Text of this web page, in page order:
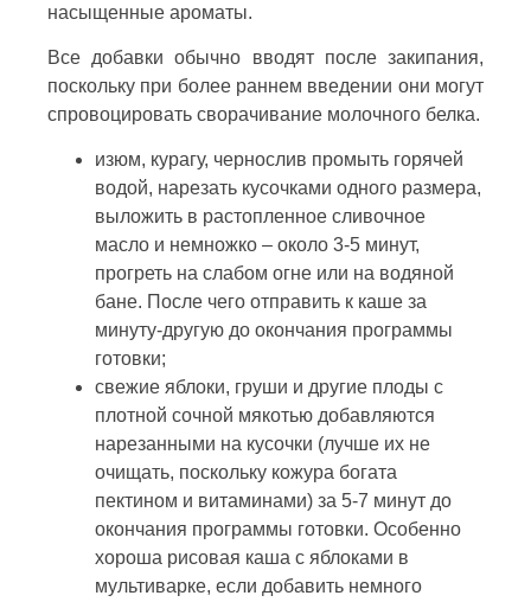
насыщенные ароматы.
Все добавки обычно вводят после закипания,
поскольку при более раннем введении они могут
спровоцировать сворачивание молочного белка.
изюм, курагу, чернослив промыть горячей
водой, нарезать кусочками одного размера,
выложить в растопленное сливочное
масло и немножко – около 3-5 минут,
прогреть на слабом огне или на водяной
бане. После чего отправить к каше за
минуту-другую до окончания программы
готовки;
свежие яблоки, груши и другие плоды с
плотной сочной мякотью добавляются
нарезанными на кусочки (лучше их не
очищать, поскольку кожура богата
пектином и витаминами) за 5-7 минут до
окончания программы готовки. Особенно
хороша рисовая каша с яблоками в
мультиварке, если добавить немного